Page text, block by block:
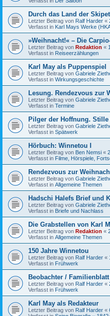
Durch das Land der
Letzter Beitrag von Ralf Harder «
Verfasst in Karl Mays Werke
»Weihnacht!« – Die
Letzter Beitrag von Redaktion «
Verfasst in Reiseerzählungen
Karl May als Puppenspiel
Letzter Beitrag von Gabriele
Verfasst in Wirkungsgeschichte
Lesung. Rendezvous zur
Letzter Beitrag von Gabriele
Verfasst in Termine
Pilger der Hoffnung. Stille
Letzter Beitrag von Gabriele
Verfasst in Spätwerk
Hörbuch: Winnetou I
Letzter Beitrag von Ben Nemsi «
Verfasst in Filme, Hörspiele,
Rendezvous zur
Letzter Beitrag von Gabriele
Verfasst in Allgemeine Themen
Hadschi Halefs Brief und
Letzter Beitrag von Gabriele
Verfasst in Briefe und Nachlass
Die Grabstellen von Karl
Letzter Beitrag von Redaktion «
Verfasst in Allgemeine Themen
150 Jahre Winnetou
Letzter Beitrag von Ralf Harder «
Verfasst in Frühwerk
Beobachter / Familienblatt
Letzter Beitrag von Ralf Harder «
Verfasst in Frühwerk
Karl May als Redakteur
Letzter Beitrag von Ralf Harder «